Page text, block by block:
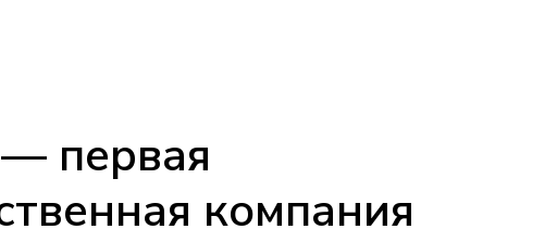
первая
компания